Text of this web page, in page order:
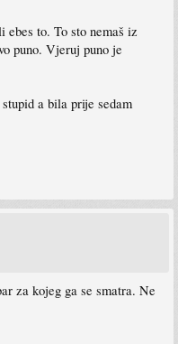
ebes to. To sto nemaš iz
puno. Vjeruj puno je
a bila prije sedam
za kojeg ga se smatra. Ne